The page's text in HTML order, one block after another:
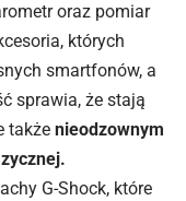
oraz pomiar
których
smartfonów, a
sprawia, że stają
także nieodzownym
G-Shock, które